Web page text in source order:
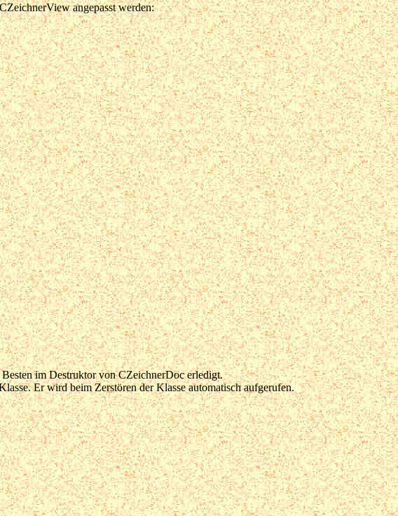
angepasst werden:
im Destruktor von CZeichnerDoc erledigt.
Er wird beim Zerstören der Klasse automatisch aufgerufen.